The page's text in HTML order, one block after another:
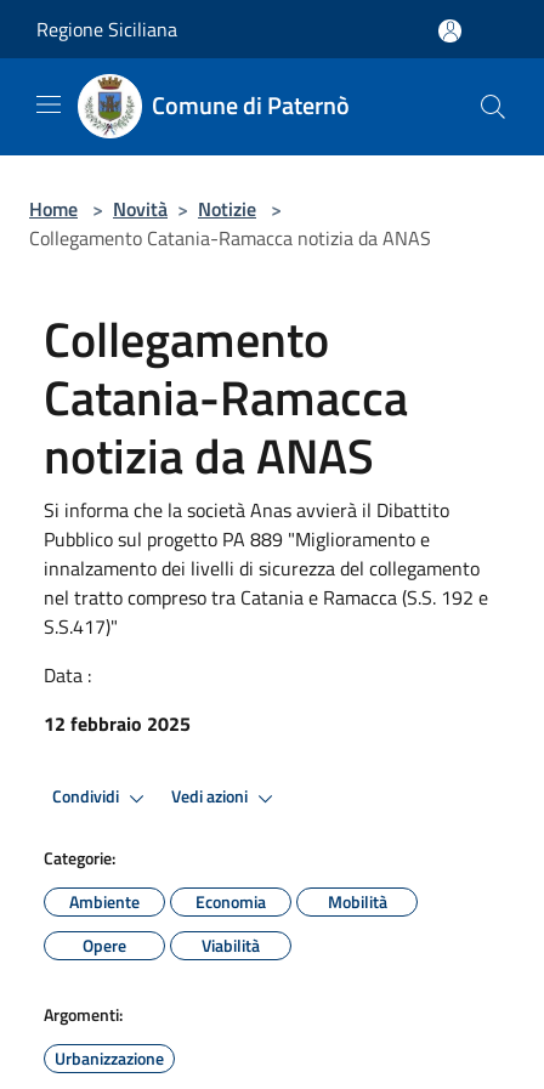
Regione Siciliana
Comune di Paternò
Home > Novità > Notizie >
Collegamento Catania-Ramacca notizia da ANAS
Collegamento
Catania-Ramacca
notizia da ANAS
Si informa che la società Anas avvierà il Dibattito
Pubblico sul progetto PA 889 "Miglioramento e
innalzamento dei livelli di sicurezza del collegamento
nel tratto compreso tra Catania e Ramacca (S.S. 192 e
S.S.417)"
Data :
12 febbraio 2025
Condividi Vedi azioni
Categorie:
Ambiente
Economia
Mobilità
Opere
Viabilità
Argomenti:
Urbanizzazione